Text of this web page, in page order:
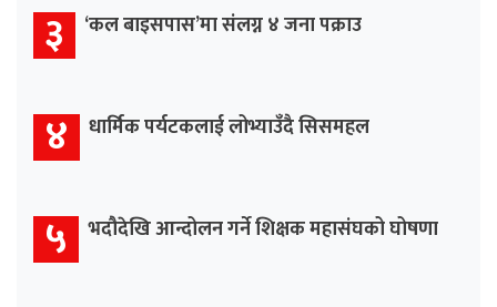
३ ‘कल बाइसपास’मा संलग्न ४ जना पक्राउ
४ धार्मिक पर्यटकलाई लोभ्याउँदै सिसमहल
५ भदौदेखि आन्दोलन गर्ने शिक्षक महासंघको घोषणा